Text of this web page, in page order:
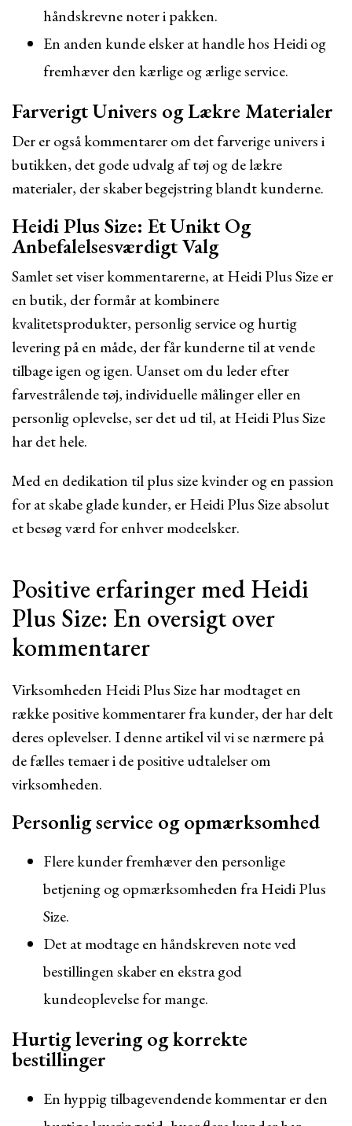
håndskrevne noter i pakken.
En anden kunde elsker at handle hos Heidi og
fremhæver den kærlige og ærlige service.
Farverigt Univers og Lækre Materialer
Der er også kommentarer om det farverige univers i
butikken, det gode udvalg af tøj og de lækre
materialer, der skaber begejstring blandt kunderne.
Heidi Plus Size: Et Unikt Og
Anbefalelsesværdigt Valg
Samlet set viser kommentarerne, at Heidi Plus Size er
en butik, der formår at kombinere
kvalitetsprodukter, personlig service og hurtig
levering på en måde, der får kunderne til at vende
tilbage igen og igen. Uanset om du leder efter
farvestrålende tøj, individuelle målinger eller en
personlig oplevelse, ser det ud til, at Heidi Plus Size
har det hele.
Med en dedikation til plus size kvinder og en passion
for at skabe glade kunder, er Heidi Plus Size absolut
et besøg værd for enhver modeelsker.
Positive erfaringer med Heidi
Plus Size: En oversigt over
kommentarer
Virksomheden Heidi Plus Size har modtaget en
række positive kommentarer fra kunder, der har delt
deres oplevelser. I denne artikel vil vi se nærmere på
de fælles temaer i de positive udtalelser om
virksomheden.
Personlig service og opmærksomhed
Flere kunder fremhæver den personlige
betjening og opmærksomheden fra Heidi Plus
Size.
Det at modtage en håndskreven note ved
bestillingen skaber en ekstra god
kundeoplevelse for mange.
Hurtig levering og korrekte
bestillinger
En hyppig tilbagevendende kommentar er den